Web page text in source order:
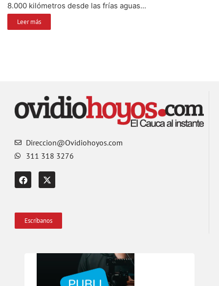
8.000 kilómetros desde las frías aguas...
Leer más
Direccion@Ovidiohoyos.com
311 318 3276
Escríbanos